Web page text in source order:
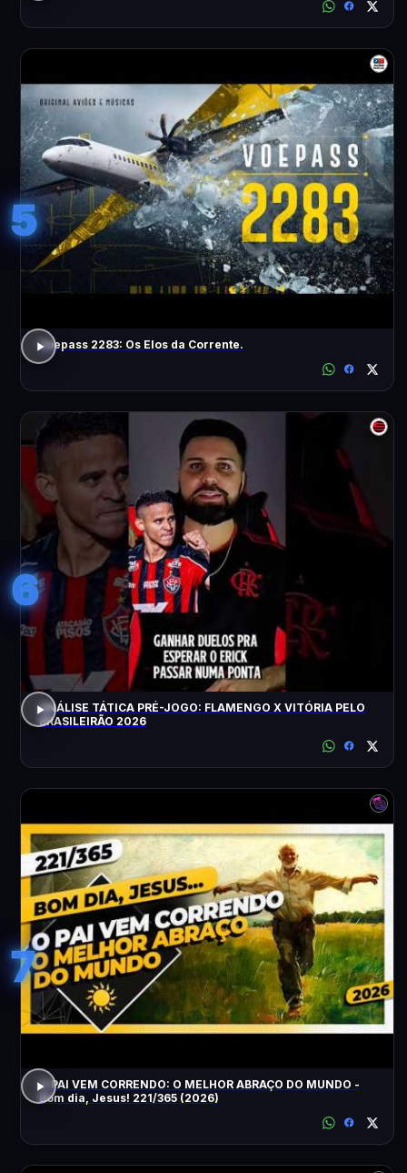
5
Voepass 2283: Os Elos da Corrente.
6
ANÁLISE TÁTICA PRÉ-JOGO: FLAMENGO X VITÓRIA PELO
BRASILEIRÃO 2026
7
O PAI VEM CORRENDO: O MELHOR ABRAÇO DO MUNDO -
Bom dia, Jesus! 221/365 (2026)